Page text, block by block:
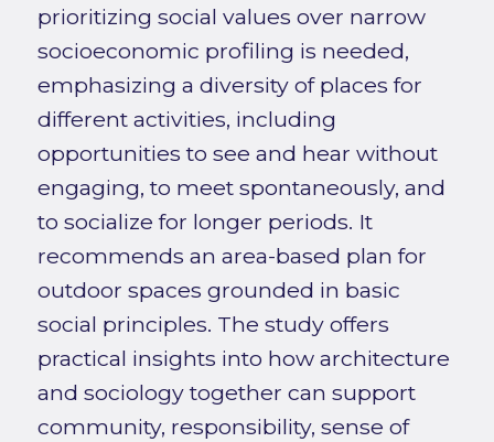
prioritizing social values over narrow
socioeconomic profiling is needed,
emphasizing a diversity of places for
different activities, including
opportunities to see and hear without
engaging, to meet spontaneously, and
to socialize for longer periods. It
recommends an area-based plan for
outdoor spaces grounded in basic
social principles. The study offers
practical insights into how architecture
and sociology together can support
community, responsibility, sense of